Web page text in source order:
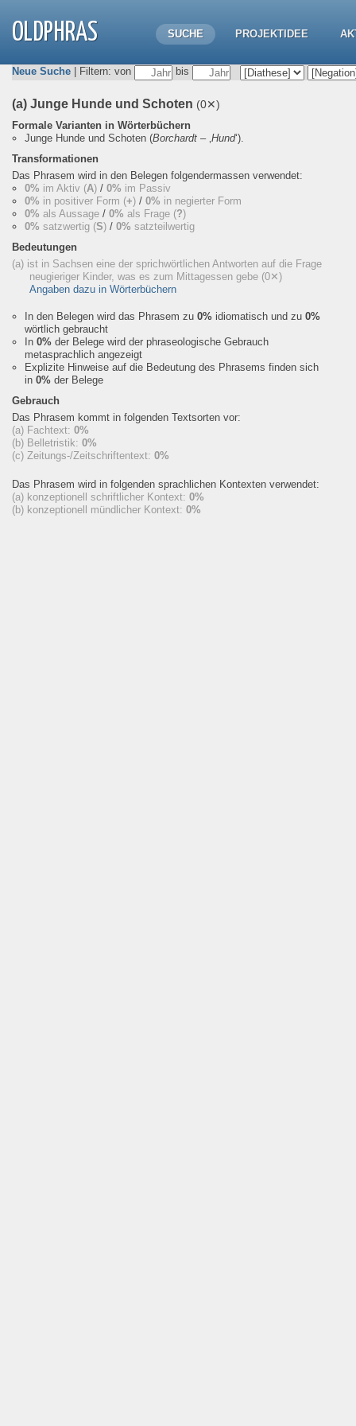
OLDPHRAS SUCHE PROJEKTIDEE
Neue Suche | Filtern: von bis
(a) Junge Hunde und Schoten (0✕)
Formale Varianten in Wörterbüchern
Junge Hunde und Schoten (Borchardt – ‚Hund‘).
Transformationen
Das Phrasem wird in den Belegen folgendermassen verwendet:
0% im Aktiv (A) / 0% im Passiv
0% in positiver Form (+) / 0% in negierter Form
0% als Aussage / 0% als Frage (?)
0% satzwertig (S) / 0% satzteilwertig
Bedeutungen
(a) ist in Sachsen eine der sprichwörtlichen Antworten auf die Frage
neugieriger Kinder, was es zum Mittagessen gebe (0✕)
Angaben dazu in Wörterbüchern
In den Belegen wird das Phrasem zu 0% idiomatisch und zu 0%
wörtlich gebraucht
In 0% der Belege wird der phraseologische Gebrauch
metasprachlich angezeigt
Explizite Hinweise auf die Bedeutung des Phrasems finden sich
in 0% der Belege
Gebrauch
Das Phrasem kommt in folgenden Textsorten vor:
(a) Fachtext: 0%
(b) Belletristik: 0%
(c) Zeitungs-/Zeitschriftentext: 0%
Das Phrasem wird in folgenden sprachlichen Kontexten verwendet:
(a) konzeptionell schriftlicher Kontext: 0%
(b) konzeptionell mündlicher Kontext: 0%